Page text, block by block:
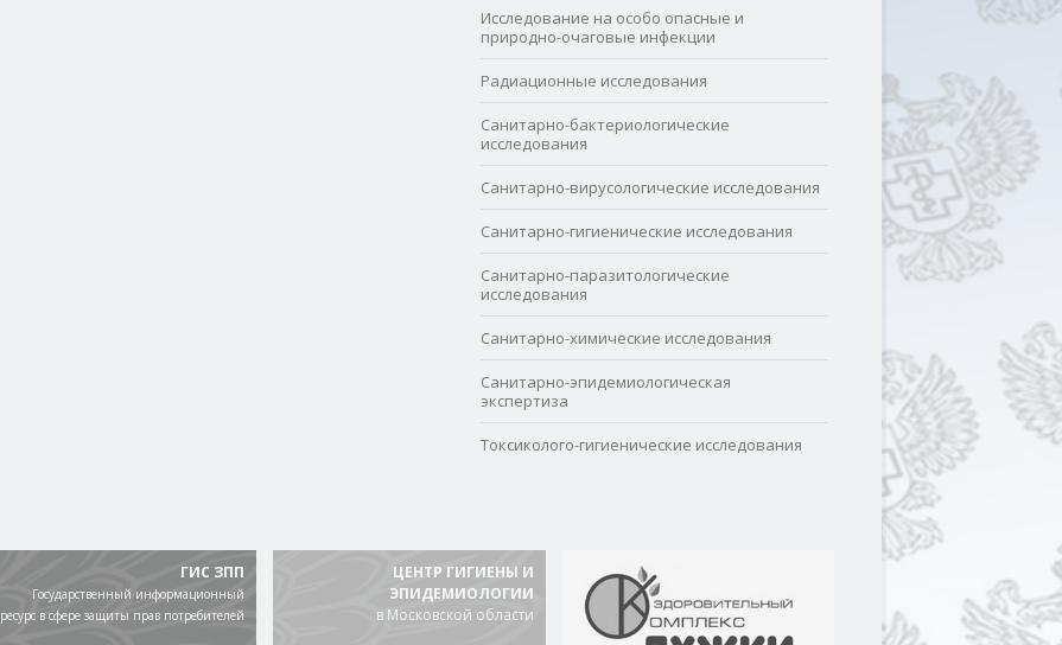
Исследование на особо опасные и
природно-очаговые инфекции
Радиационные исследования
Санитарно-бактериологические
исследования
Санитарно-вирусологические исследования
Санитарно-гигиенические исследования
Санитарно-паразитологические
исследования
Санитарно-химические исследования
Санитарно-эпидемиологическая
экспертиза
Токсиколого-гигиенические исследования
ГИС ЗПП
Государственный информационный
ресурс в сфере защиты прав потребителей
ЦЕНТР ГИГИЕНЫ И
ЭПИДЕМИОЛОГИИ
в Московской области